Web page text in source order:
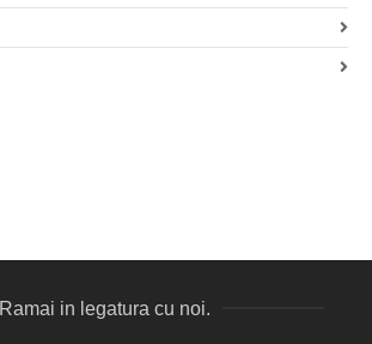
Ramai in legatura cu noi.